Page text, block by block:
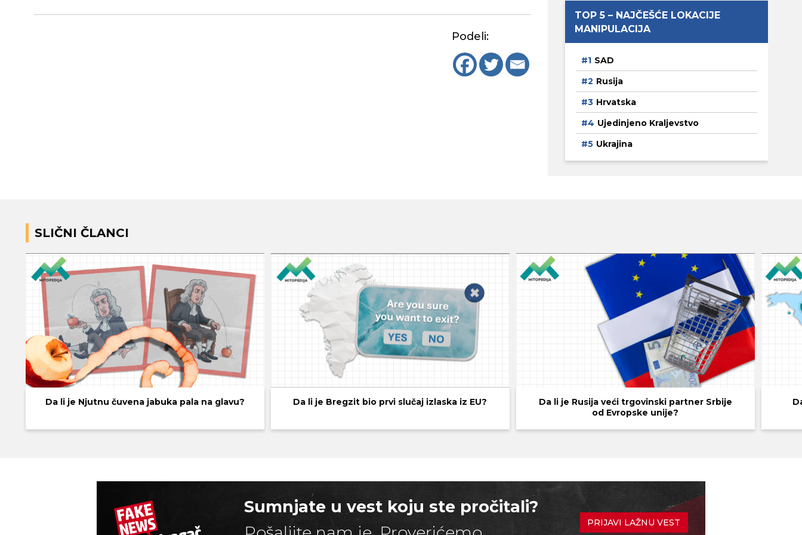
Podeli:
TOP 5 – NAJČEŠĆE LOKACIJE
MANIPULACIJA
SAD
Rusija
Hrvatska
Ujedinjeno Kraljevstvo
Ukrajina
SLIČNI ČLANCI
Da li je Njutnu čuvena jabuka pala na glavu? Da li je Bregzit bio prvi slučaj izlaska iz EU?
Da li je Rusija veći trgovinski partner Srbije
od Evropske unije?
Sumnjate u vest koju ste pročitali?
PRIJAVI LAŽNU VEST